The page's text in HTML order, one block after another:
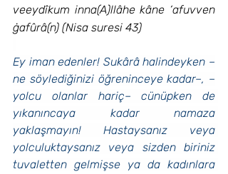
veeydîkum inna(A)llâhe kâne ‘afuvven
ġafûrâ(n) (Nisa suresi 43)
Ey iman edenler! Sukârâ halindeyken –
ne söylediğinizi öğreninceye kadar–, –
yolcu olanlar hariç– cünüpken de
yıkanıncaya kadar namaza
yaklaşmayın! Hastaysanız veya
yolculuktaysanız veya sizden biriniz
tuvaletten gelmişse ya da kadınlara